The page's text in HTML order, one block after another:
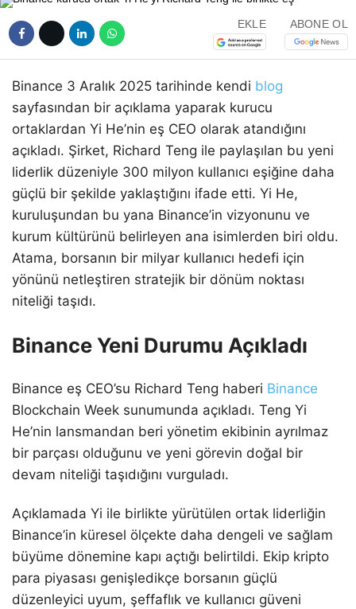
EKLE ABONE OL
Binance 3 Aralık 2025 tarihinde kendi blog
sayfasından bir açıklama yaparak kurucu
ortaklardan Yi He’nin eş CEO olarak atandığını
açıkladı. Şirket, Richard Teng ile paylaşılan bu yeni
liderlik düzeniyle 300 milyon kullanıcı eşiğine daha
güçlü bir şekilde yaklaştığını ifade etti. Yi He,
kuruluşundan bu yana Binance’in vizyonunu ve
kurum kültürünü belirleyen ana isimlerden biri oldu.
Atama, borsanın bir milyar kullanıcı hedefi için
yönünü netleştiren stratejik bir dönüm noktası
niteliği taşıdı.
Binance Yeni Durumu Açıkladı
Binance eş CEO’su Richard Teng haberi Binance
Blockchain Week sunumunda açıkladı. Teng Yi
He’nin lansmandan beri yönetim ekibinin ayrılmaz
bir parçası olduğunu ve yeni görevin doğal bir
devam niteliği taşıdığını vurguladı.
Açıklamada Yi ile birlikte yürütülen ortak liderliğin
Binance’in küresel ölçekte daha dengeli ve sağlam
büyüme dönemine kapı açtığı belirtildi. Ekip kripto
para piyasası genişledikçe borsanın güçlü
düzenleyici uyum, şeffaflık ve kullanıcı güveni